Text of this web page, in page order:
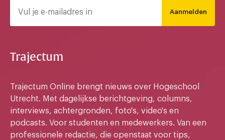
Aanmelden
Trajectum
Trajectum Online brengt nieuws over Hogeschool
Utrecht. Met dagelijkse berichtgeving, columns,
interviews, achtergronden, foto's, video's en
podcasts. Voor studenten en medewerkers. Van een
professionele redactie, die openstaat voor tips,